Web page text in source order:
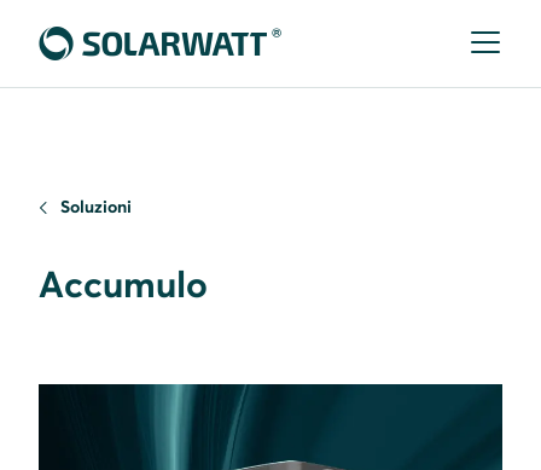
Soluzioni
Accumulo